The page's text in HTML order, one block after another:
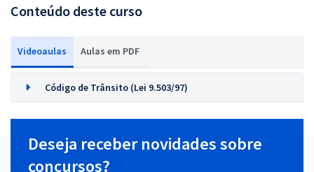
Conteúdo deste curso
Videoaulas Aulas em PDF
Código de Trânsito (Lei 9.503/97)
Deseja receber novidades sobre
concursos?